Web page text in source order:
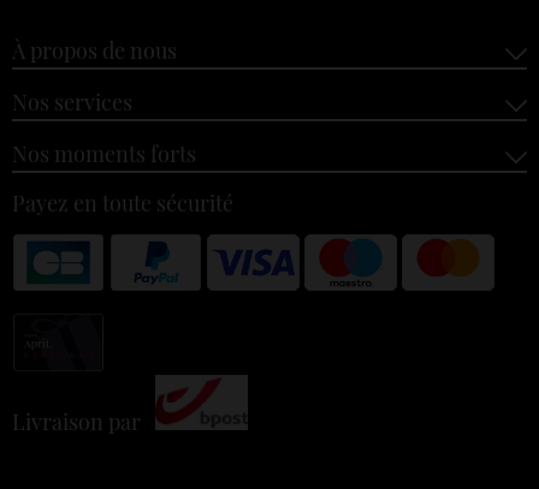
À propos de nous
Nos services
Nos moments forts
Payez en toute sécurité
Livraison par